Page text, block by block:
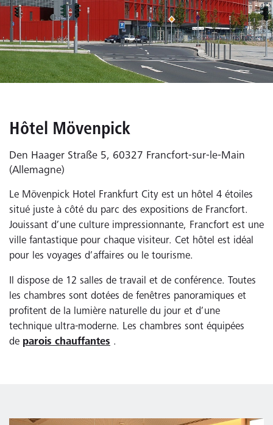
Hôtel Mövenpick
Den Haager Straße 5, 60327 Francfort-sur-le-Main
(Allemagne)
Le Mövenpick Hotel Frankfurt City est un hôtel 4 étoiles
situé juste à côté du parc des expositions de Francfort.
Jouissant d’une culture impressionnante, Francfort est une
ville fantastique pour chaque visiteur. Cet hôtel est idéal
pour les voyages d’affaires ou le tourisme.
Il dispose de 12 salles de travail et de conférence. Toutes
les chambres sont dotées de fenêtres panoramiques et
profitent de la lumière naturelle du jour et d’une
technique ultra-moderne. Les chambres sont équipées
de parois chauffantes .